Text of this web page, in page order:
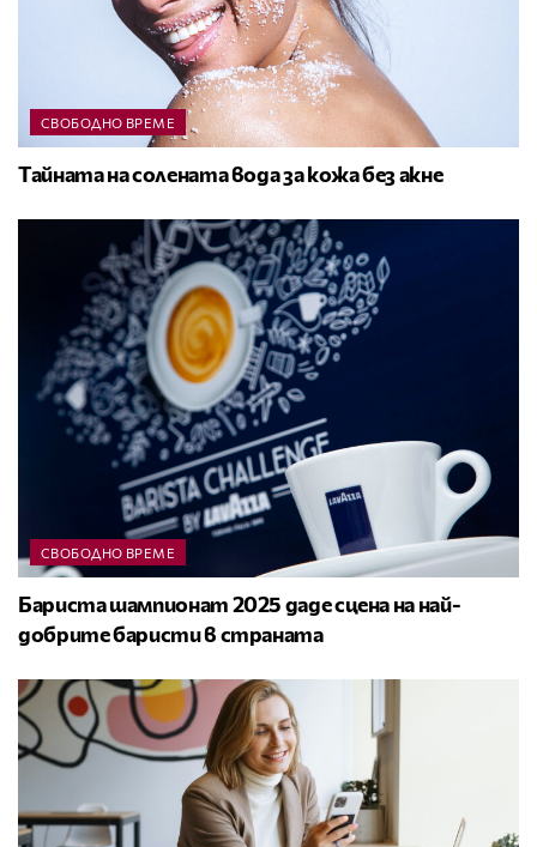
СВОБОДНО ВРЕМЕ
Тайната на солената вода за кожа без акне
СВОБОДНО ВРЕМЕ
Бариста шампионат 2025 даде сцена на най-
добрите баристи в страната